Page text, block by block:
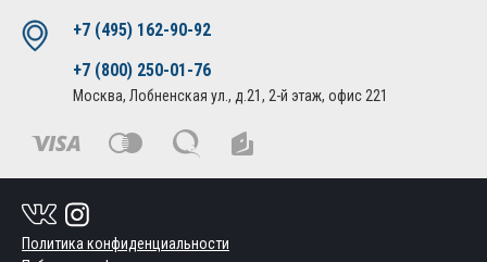
+7 (495) 162-90-92
+7 (800) 250-01-76
Москва, Лобненская ул., д.21, 2-й этаж, офис 221
Политика конфиденциальности